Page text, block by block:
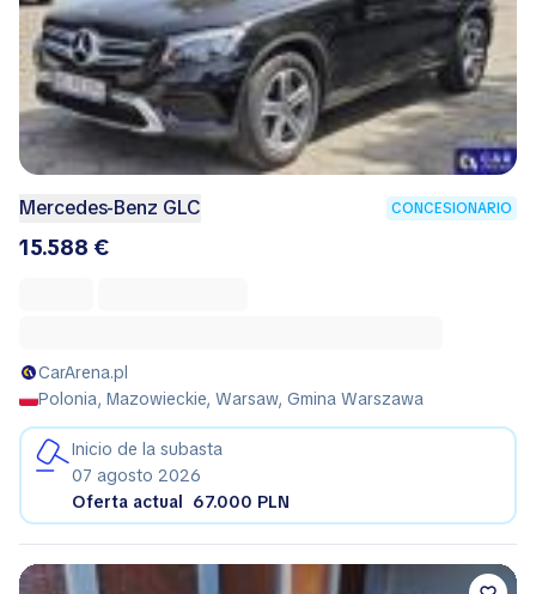
Mercedes-Benz GLC CONCESIONARIO
15.588 €
CarArena.pl
Polonia, Mazowieckie, Warsaw, Gmina Warszawa
Inicio de la subasta
07 agosto 2026
Oferta actual 67.000 PLN